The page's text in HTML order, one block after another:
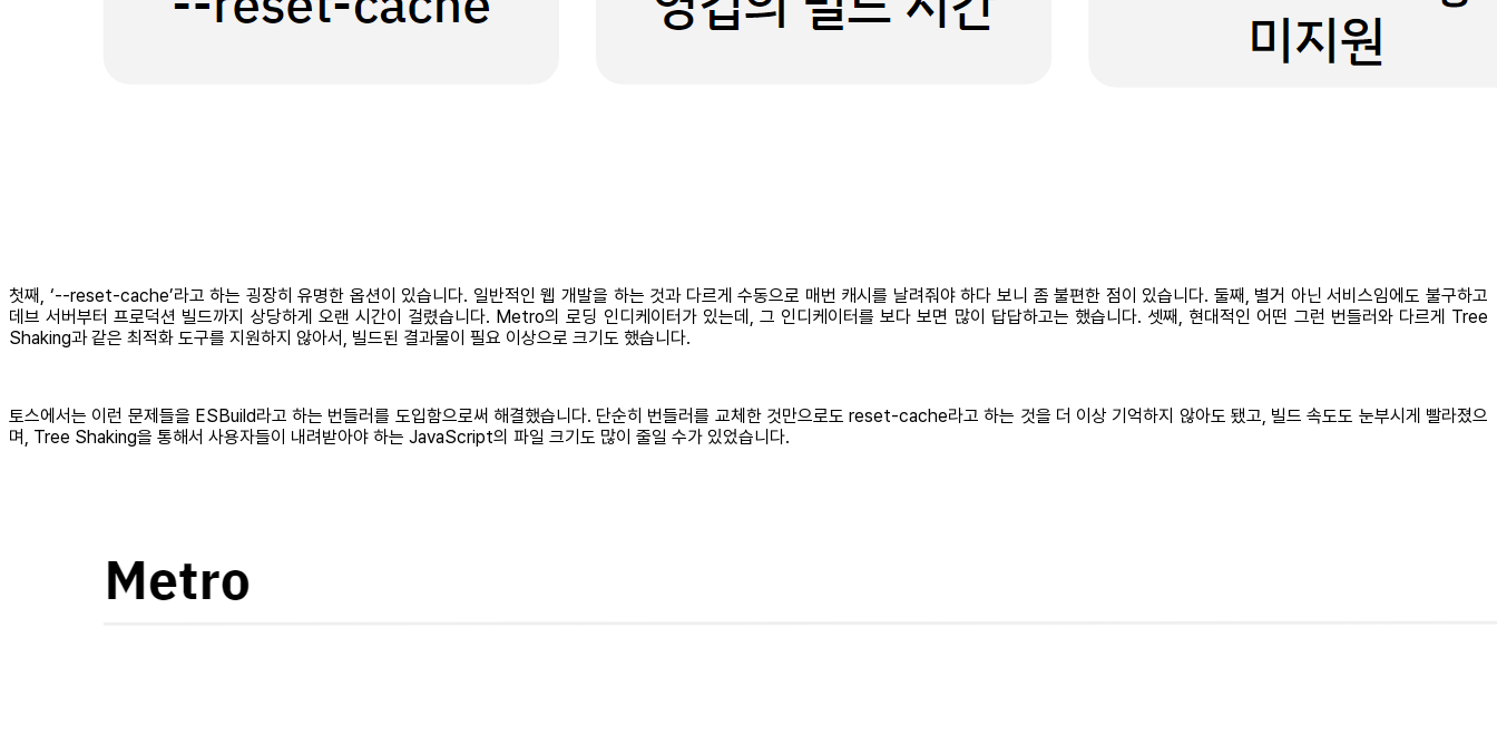
첫째, ‘--reset-cache’라고 하는 굉장히 유명한 옵션이 있습니다. 일반적인 웹 개발을 하는 것과 다르게 수동으로 매번 캐시를 날려줘야 하다 보니 좀 불편한 점이 있습니다. 둘째, 별거 아닌 서비스임에도 불구하고
데브 서버부터 프로덕션 빌드까지 상당하게 오랜 시간이 걸렸습니다. Metro의 로딩 인디케이터가 있는데, 그 인디케이터를 보다 보면 많이 답답하고는 했습니다. 셋째, 현대적인 어떤 그런 번들러와 다르게 Tree
Shaking과 같은 최적화 도구를 지원하지 않아서, 빌드된 결과물이 필요 이상으로 크기도 했습니다.
토스에서는 이런 문제들을 ESBuild라고 하는 번들러를 도입함으로써 해결했습니다. 단순히 번들러를 교체한 것만으로도 reset-cache라고 하는 것을 더 이상 기억하지 않아도 됐고, 빌드 속도도 눈부시게 빨라졌으
며, Tree Shaking을 통해서 사용자들이 내려받아야 하는 JavaScript의 파일 크기도 많이 줄일 수가 있었습니다.